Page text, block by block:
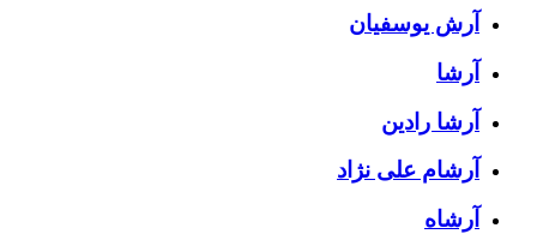
آرش یوسفیان
آرشا
آرشا رادین
آرشام علی نژاد
آرشاه